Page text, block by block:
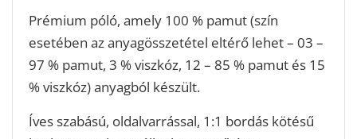
Prémium póló, amely 100 % pamut (szín
esetében az anyagösszetétel eltérő lehet – 03 –
97 % pamut, 3 % viszkóz, 12 – 85 % pamut és 15
% viszkóz) anyagból készült.
Íves szabású, oldalvarrással, 1:1 bordás kötésű